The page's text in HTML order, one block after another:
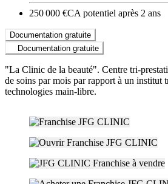
250 000 €CA potentiel après 2 ans
Documentation gratuite
Documentation gratuite
"La Clinic de la beauté". Centre tri-
de soins par mois par rapport à un institut
technologies main-libre.